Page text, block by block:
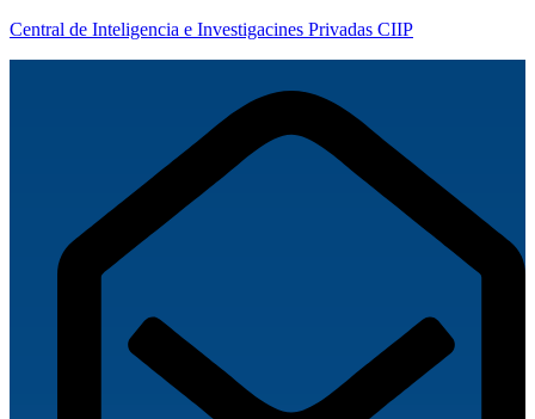
Central de Inteligencia e Investigacines Privadas CIIP